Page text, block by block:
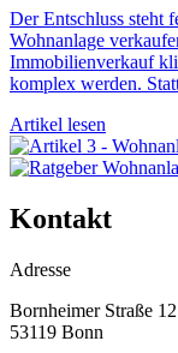
Der Entschluss steht
Wohnanlage
Immobilienverkauf
komplex werden.
Artikel lesen
Kontakt
Adresse
Bornheimer Straße
53119 Bonn